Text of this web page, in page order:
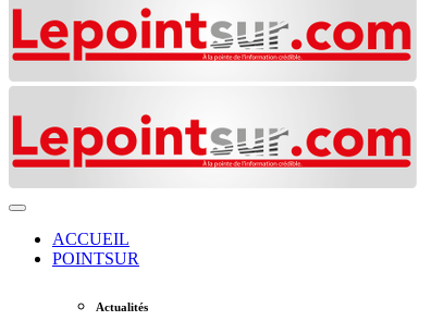
ACCUEIL
POINTSUR
Actualités